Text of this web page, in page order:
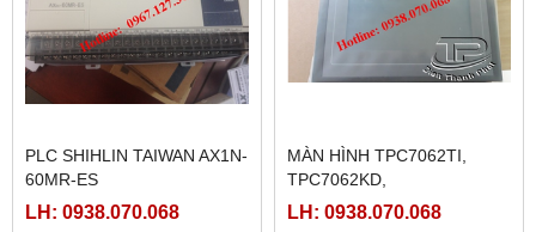
PLC SHIHLIN TAIWAN AX1N-
60MR-ES
LH: 0938.070.068
MÀN HÌNH TPC7062TI,
TPC7062KD,
TPC7062TX(KX) ,
LH: 0938.070.068